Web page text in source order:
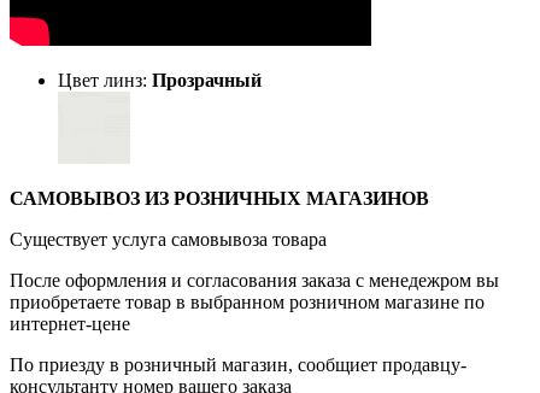
Цвет линз: Прозрачный
САМОВЫВОЗ ИЗ РОЗНИЧНЫХ МАГАЗИНОВ
Существует услуга самовывоза товара
После оформления и согласования заказа с менедежром вы
приобретаете товар в выбранном розничном магазине по
интернет-цене
По приезду в розничный магазин, сообщиет продавцу-
консультанту номер вашего заказа